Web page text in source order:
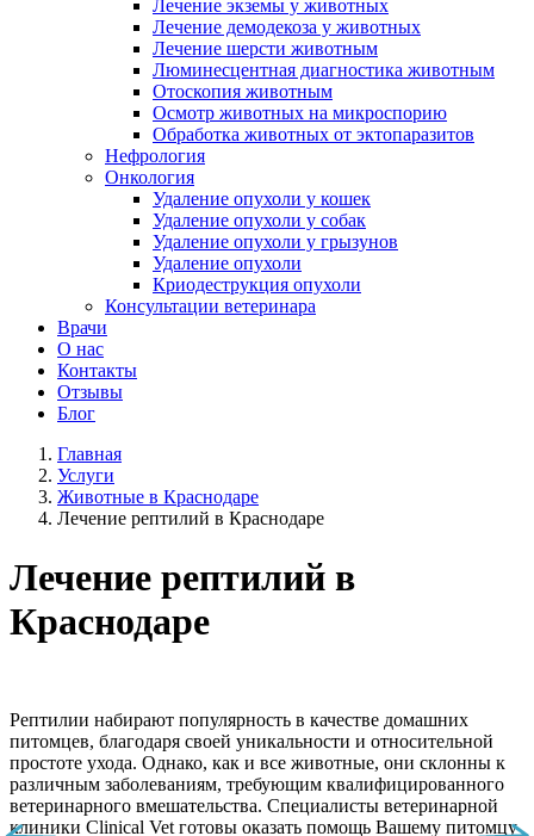
Лечение экземы у животных
Лечение демодекоза у животных
Лечение шерсти животным
Люминесцентная диагностика животным
Отоскопия животным
Осмотр животных на микроспорию
Обработка животных от эктопаразитов
Нефрология
Онкология
Удаление опухоли у кошек
Удаление опухоли у собак
Удаление опухоли у грызунов
Удаление опухоли
Криодеструкция опухоли
Консультации ветеринара
Врачи
О нас
Контакты
Отзывы
Блог
Главная
Услуги
Животные в Краснодаре
Лечение рептилий в Краснодаре
Лечение рептилий в
Краснодаре
Рептилии набирают популярность в качестве домашних
питомцев, благодаря своей уникальности и относительной
простоте ухода. Однако, как и все животные, они склонны к
различным заболеваниям, требующим квалифицированного
ветеринарного вмешательства. Специалисты ветеринарной
клиники Clinical Vet готовы оказать помощь Вашему питомцу